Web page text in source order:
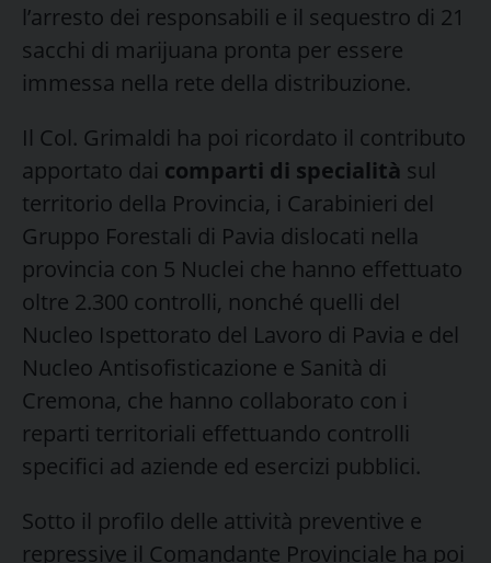
l’arresto dei responsabili e il sequestro di 21
sacchi di marijuana pronta per essere
immessa nella rete della distribuzione.
Il Col. Grimaldi ha poi ricordato il contributo
apportato dai comparti di specialità sul
territorio della Provincia, i Carabinieri del
Gruppo Forestali di Pavia dislocati nella
provincia con 5 Nuclei che hanno effettuato
oltre 2.300 controlli, nonché quelli del
Nucleo Ispettorato del Lavoro di Pavia e del
Nucleo Antisofisticazione e Sanità di
Cremona, che hanno collaborato con i
reparti territoriali effettuando controlli
specifici ad aziende ed esercizi pubblici.
Sotto il profilo delle attività preventive e
repressive il Comandante Provinciale ha poi